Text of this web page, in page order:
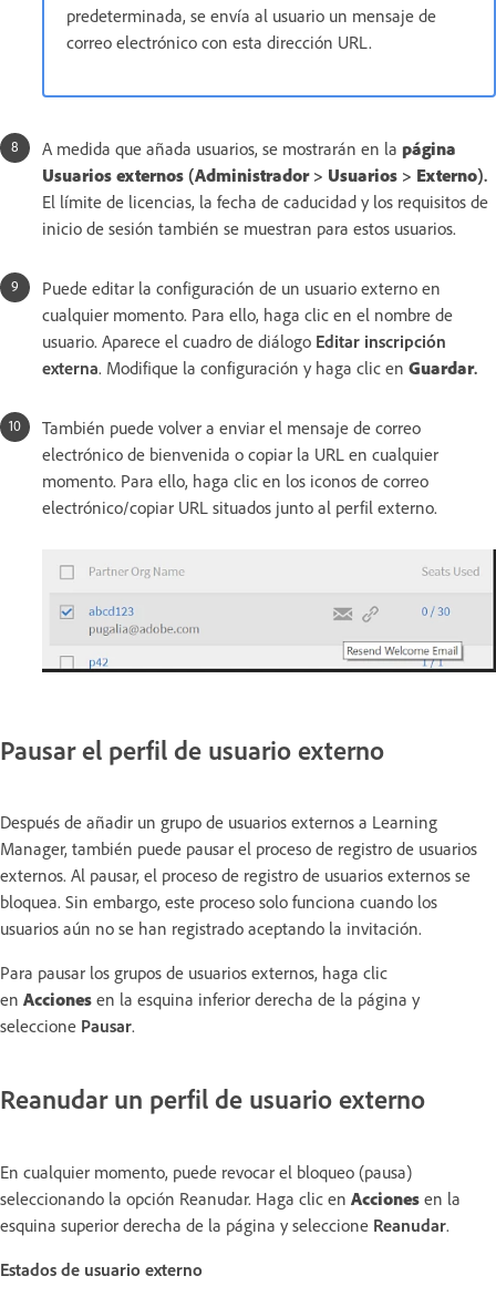
predeterminada, se envía al usuario un mensaje de
correo electrónico con esta dirección URL.
A medida que añada usuarios, se mostrarán en la página
Usuarios externos (Administrador> Usuarios > Externo).
El límite de licencias, la fecha de caducidad y los requisitos de
inicio de sesión también se muestran para estos usuarios.
Puede editar la configuración de un usuario externo en
cualquier momento. Para ello, haga clic en el nombre de
usuario. Aparece el cuadro de diálogo Editar inscripción
externa. Modifique la configuración y haga clic en Guardar.
También puede volver a enviar el mensaje de correo
electrónico de bienvenida o copiar la URL en cualquier
momento. Para ello, haga clic en los iconos de correo
electrónico/copiar URL situados junto al perfil externo.
Pausar el perfil de usuario externo
Después de añadir un grupo de usuarios externos a Learning
Manager, también puede pausar el proceso de registro de usuarios
externos. Al pausar, el proceso de registro de usuarios externos se
bloquea. Sin embargo, este proceso solo funciona cuando los
usuarios aún no se han registrado aceptando la invitación.
Para pausar los grupos de usuarios externos, haga clic
en Acciones en la esquina inferior derecha de la página y
seleccione Pausar.
Reanudar un perfil de usuario externo
En cualquier momento, puede revocar el bloqueo (pausa)
seleccionando la opción Reanudar. Haga clic en Acciones en la
esquina superior derecha de la página y seleccione Reanudar.
Estados de usuario externo